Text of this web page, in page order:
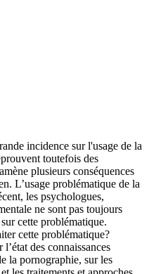
incidence sur l'usage de la
toutefois des
plusieurs conséquences
L’usage problématique de la
les psychologues,
ne sont pas toujours
cette problématique.
cette problématique?
des connaissances
la pornographie, sur les